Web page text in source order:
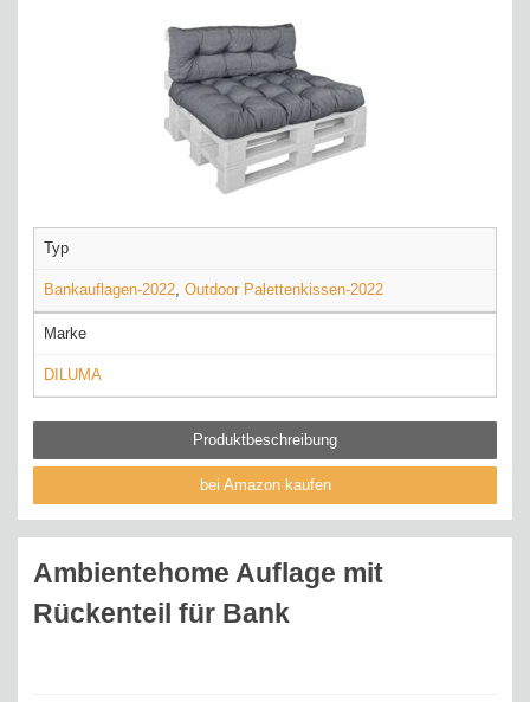
Typ
Bankauflagen-2022 Outdoor Palettenkissen-2022
Marke
DILUMA
Produktbeschreibung
bei Amazon kaufen
Ambientehome Auflage mit
Rückenteil für Bank